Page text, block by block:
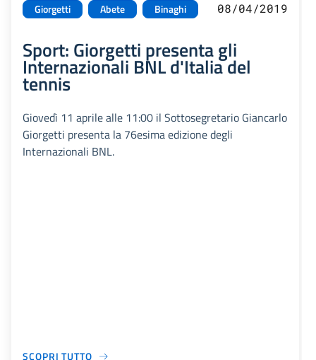
Giorgetti Abete Binaghi 08/04/2019
Sport: Giorgetti presenta gli
Internazionali BNL d'Italia del
tennis
Giovedì 11 aprile alle 11:00 il Sottosegretario Giancarlo
Giorgetti presenta la 76esima edizione degli
Internazionali BNL.
SCOPRI TUTTO